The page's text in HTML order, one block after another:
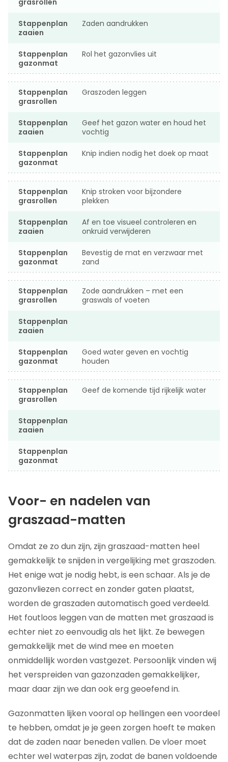
Stappenplan
zaaien
Zaden aandrukken
Stappenplan
gazonmat
Rol het gazonvlies uit
Stappenplan
grasrollen
Graszoden leggen
Stappenplan
zaaien
Geef het gazon water en houd het
vochtig
Stappenplan
gazonmat
Knip indien nodig het doek op maat
Stappenplan
grasrollen
Knip stroken voor bijzondere
plekken
Stappenplan
zaaien
Af en toe visueel controleren en
onkruid verwijderen
Stappenplan
gazonmat
Bevestig de mat en verzwaar met
zand
Stappenplan
grasrollen
Zode aandrukken – met een
graswals of voeten
Stappenplan
zaaien
Stappenplan
gazonmat
Goed water geven en vochtig
houden
Stappenplan
grasrollen
Geef de komende tijd rijkelijk water
Stappenplan
zaaien
Stappenplan
gazonmat
Voor- en nadelen van
graszaad-matten
Omdat ze zo dun zijn, zijn graszaad-matten heel
gemakkelijk te snijden in vergelijking met graszoden.
Het enige wat je nodig hebt, is een schaar. Als je de
gazonvliezen correct en zonder gaten plaatst,
worden de graszaden automatisch goed verdeeld.
Het foutloos leggen van de matten met graszaad is
echter niet zo eenvoudig als het lijkt. Ze bewegen
gemakkelijk met de wind mee en moeten
onmiddellijk worden vastgezet. Persoonlijk vinden wij
het verspreiden van gazonzaden gemakkelijker,
maar daar zijn we dan ook erg geoefend in.
Gazonmatten lijken vooral op hellingen een voordeel
te hebben, omdat je je geen zorgen hoeft te maken
dat de zaden naar beneden vallen. De vloer moet
echter wel waterpas zijn, zodat de banen voldoende